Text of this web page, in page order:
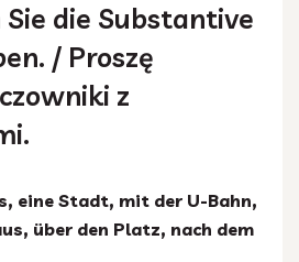
Sie die Substantive
/ Proszę
z
eine Stadt, mit der U-Bahn,
über den Platz, nach dem